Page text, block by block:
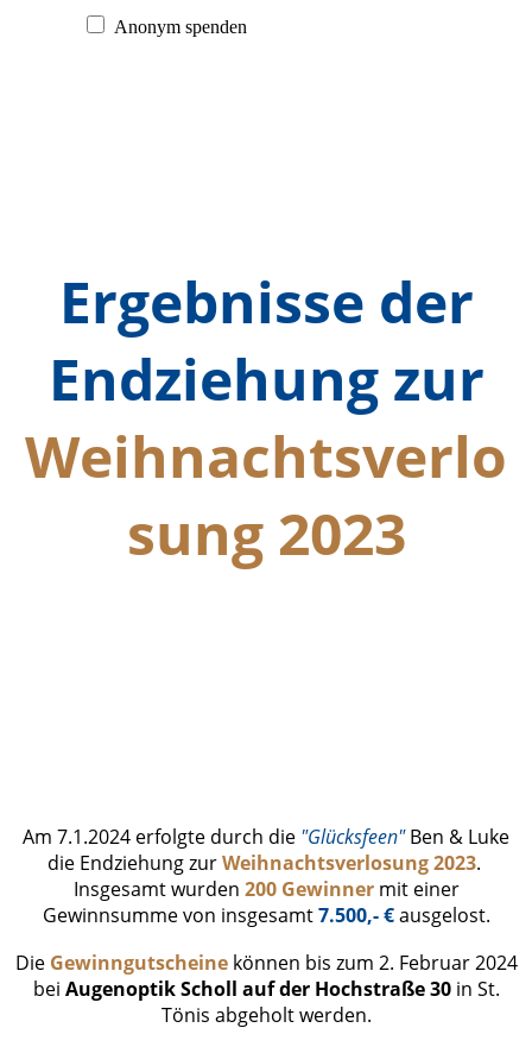
Ergebnisse der
Endziehung zur
Weihnachtsverlo
sung 2023
Am 7.1.2024 erfolgte durch die "Glücksfeen"Ben & Luke
die Endziehung zurWeihnachtsverlosung 2023.
Insgesamt wurden 200 Gewinnermit einer
Gewinnsumme von insgesamt7.500,- €ausgelost.
Die Gewinngutscheinekönnen bis zum 2. Februar 2024
bei Augenoptik Scholl auf der Hochstraße 30in St.
Tönis abgeholt werden.